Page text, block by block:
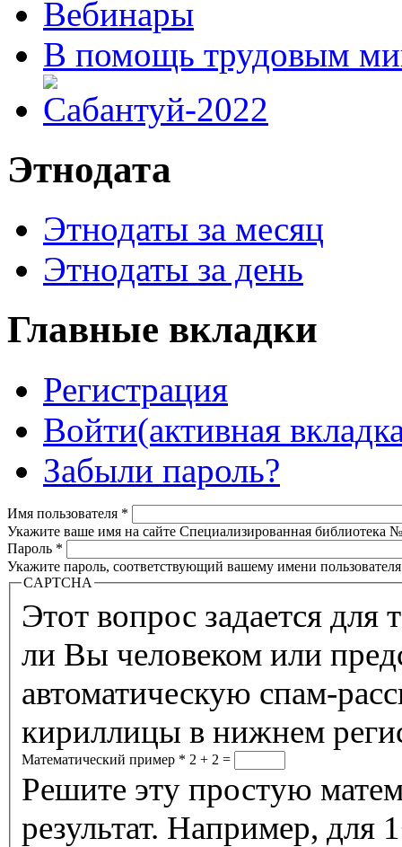
Вебинары
В помощь трудовым
Этнодата
Этнодаты за месяц
Этнодаты за день
Главные вкладки
Регистрация
Войти(активная
Забыли пароль?
Имя пользователя *
Укажите ваше имя на сайте Специализированная библиотека
Пароль *
Укажите пароль, соответствующий вашему имени
CAPTCHA
Этот вопрос задается для
ли Вы человеком или
автоматическую спам-
кириллицы в нижнем
Математический пример * 2 + 2 =
Решите эту простую
результат. Например, для